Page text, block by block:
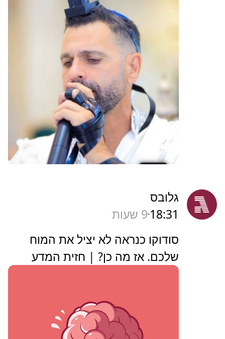
גלובס
18:31 9 שעות
סודוקו כנראה לא יציל את המוח
שלכם. אז מה כן? | חזית המדע